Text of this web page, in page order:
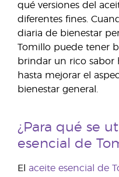
qué versiones del
diferentes fines.
diaria de bienestar
Tomillo puede tener
brindar un rico sabor
hasta mejorar el
bienestar general.
¿Para qué se
esencial de
El aceite esencial de